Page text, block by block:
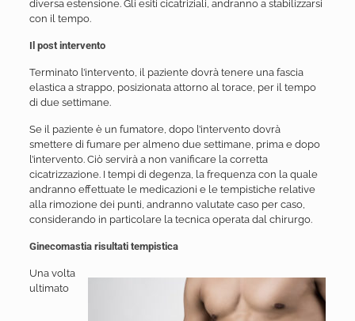
diversa estensione. Gli esiti cicatriziali, andranno a stabilizzarsi
con il tempo.
Il post intervento
Terminato l’intervento, il paziente dovrà tenere una fascia
elastica a strappo, posizionata attorno al torace, per il tempo
di due settimane.
Se il paziente è un fumatore, dopo l’intervento dovrà
smettere di fumare per almeno due settimane, prima e dopo
l’intervento. Ciò servirà a non vanificare la corretta
cicatrizzazione. I tempi di degenza, la frequenza con la quale
andranno effettuate le medicazioni e le tempistiche relative
alla rimozione dei punti, andranno valutate caso per caso,
considerando in particolare la tecnica operata dal chirurgo.
Ginecomastia risultati tempistica
Una volta
ultimato